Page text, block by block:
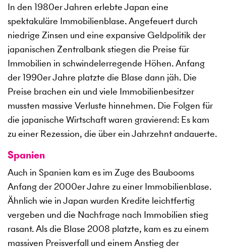
In den 1980er Jahren erlebte Japan eine
spektakuläre Immobilienblase. Angefeuert durch
niedrige Zinsen und eine expansive Geldpolitik der
japanischen Zentralbank stiegen die Preise für
Immobilien in schwindelerregende Höhen. Anfang
der 1990er Jahre platzte die Blase dann jäh. Die
Preise brachen ein und viele Immobilienbesitzer
mussten massive Verluste hinnehmen. Die Folgen für
die japanische Wirtschaft waren gravierend: Es kam
zu einer Rezession, die über ein Jahrzehnt andauerte.
Spanien
Auch in Spanien kam es im Zuge des Baubooms
Anfang der 2000er Jahre zu einer Immobilienblase.
Ähnlich wie in Japan wurden Kredite leichtfertig
vergeben und die Nachfrage nach Immobilien stieg
rasant. Als die Blase 2008 platzte, kam es zu einem
massiven Preisverfall und einem Anstieg der